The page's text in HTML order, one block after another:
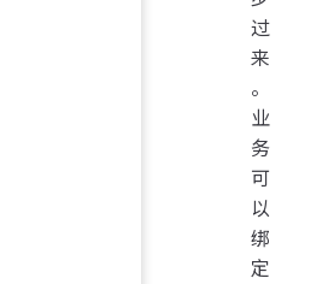
过
来
。
业
务
可
以
绑
定